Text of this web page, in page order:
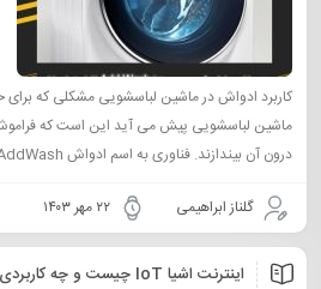
کاربرد ادواش در ماشین لباسشویی مشکلی که برای
ماشین لباسشویی پیش می آید این است که
درون آن بیندازند. فناوری به اسم ادواش AddWash جدیدا ...
گلناز ابراهیمی ۲۲ مهر ۱۴۰۳
اینترنت اشیا IoT چیست و چه کاربردی دارد؟